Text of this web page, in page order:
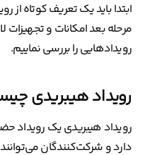
ابتدا باید یک تعریف کوتاه از
مرحله بعد امکانات و تجهیزات
رویدادهایی را بررسی نماییم.
رویداد هیبریدی
رویداد هیبریدی یک
دارد و شرکت‌کنندگان